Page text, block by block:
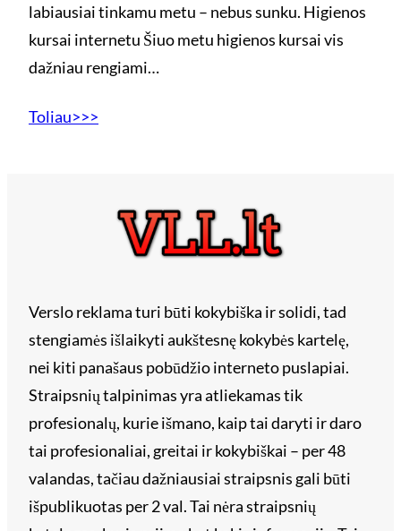
labiausiai tinkamu metu – nebus sunku. Higienos
kursai internetu Šiuo metu higienos kursai vis
dažniau rengiami…
Toliau>>>
Verslo reklama turi būti kokybiška ir solidi, tad
stengiamės išlaikyti aukštesnę kokybės kartelę,
nei kiti panašaus pobūdžio interneto puslapiai.
Straipsnių talpinimas yra atliekamas tik
profesionalų, kurie išmano, kaip tai daryti ir daro
tai profesionaliai, greitai ir kokybiškai – per 48
valandas, tačiau dažniausiai straipsnis gali būti
išpublikuotas per 2 val. Tai nėra straipsnių